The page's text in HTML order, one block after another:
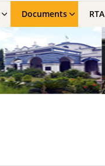
Documents RTA